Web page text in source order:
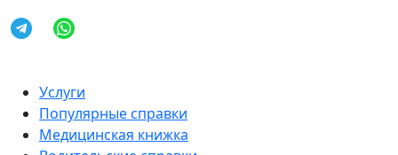
Услуги
Популярные справки
Медицинская книжка